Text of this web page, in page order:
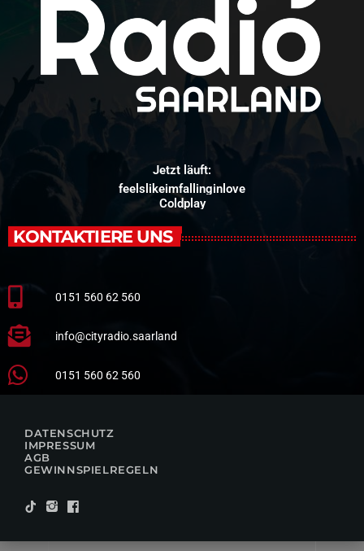
Jetzt läuft:
feelslikeimfallinginlove
Coldplay
KONTAKTIERE UNS
0151 560 62 560
info@cityradio.saarland
0151 560 62 560
DATENSCHUTZ
IMPRESSUM
AGB
GEWINNSPIELREGELN